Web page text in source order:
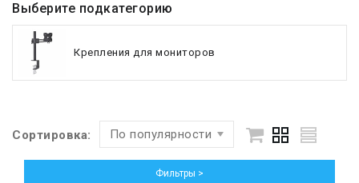
Выберите подкатегорию
Крепления для мониторов
Сортировка: По популярности
Фильтры >